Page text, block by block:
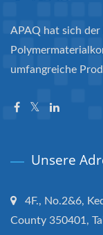
APAQ hat sich
umfangreiche
Unsere
4F., No.2&6,
County 350401,